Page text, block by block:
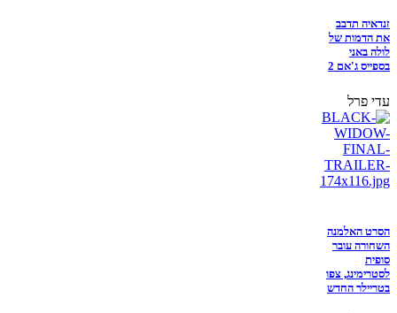
זנדאיה תדבב
את הדמות של
לולה באני
בספייס ג'אם 2
עדי פרל
הסרט האלמנה
השחורה עובר
סופית
לסטרימינג, צפו
בטריילר החדש